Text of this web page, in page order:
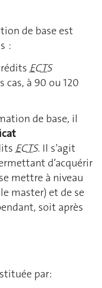
de base est
:
ECTS
à 90 ou 120
de base, il
ECTS. Il s’agit
d’acquérir
mettre à niveau
master) et de se
soit après
par: